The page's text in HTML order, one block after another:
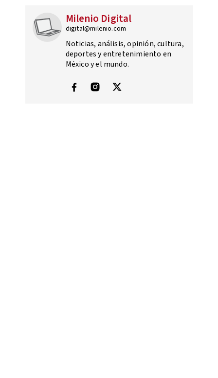
Milenio Digital
digital@milenio.com
Noticias, análisis, opinión, cultura,
deportes y entretenimiento en
México y el mundo.